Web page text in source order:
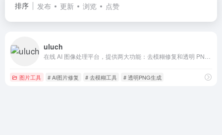
排序 发布 更新 浏览 点赞
uluch
图片工具 # AI图片修复 # 去模糊工具 # 透明PNG生成